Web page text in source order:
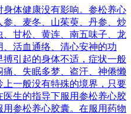
体健康没有影响。参松养心
、麦冬、山茱萸、丹参、炒
甘松、黄连、南五味子、龙
活血通络、清心安神的功
引起的身体不适，症状一般
、失眠多梦、盗汗、神倦懒
一般没有特殊的境界，只要
生的指导下服用参松养心胶
参松养心胶囊。在服用药物